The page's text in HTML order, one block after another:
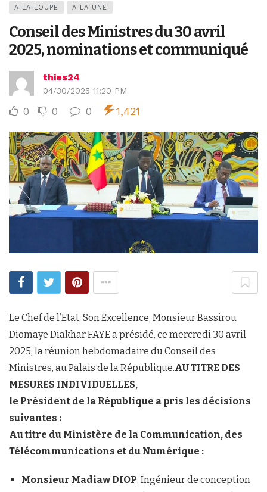
A LA LOUPE A LA UNE
Conseil des Ministres du 30 avril
2025, nominations et communiqué
thies24
04/30/2025 11:20 PM
0 0 0 1,421
Le Chef de l’Etat, Son Excellence, Monsieur Bassirou
Diomaye Diakhar FAYE a présidé, ce mercredi 30 avril
2025, la réunion hebdomadaire du Conseil des
Ministres, au Palais de la République.AU TITRE DES
MESURES INDIVIDUELLES,
le Président de la République a pris les décisions
suivantes :
Au titre du Ministère de la Communication, des
Télécommunications et du Numérique :
Monsieur Madiaw DIOP, Ingénieur de conception